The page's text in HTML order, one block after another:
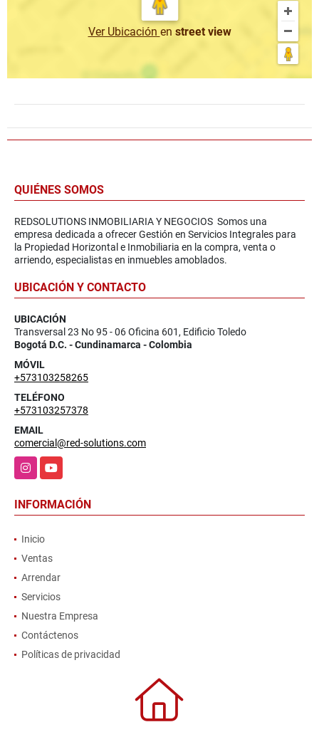
Ver Ubicación en street view
QUIÉNES SOMOS
REDSOLUTIONS INMOBILIARIA Y NEGOCIOS Somos una
empresa dedicada a ofrecer Gestión en Servicios Integrales para
la Propiedad Horizontal e Inmobiliaria en la compra, venta o
arriendo, especialistas en inmuebles amoblados.
UBICACIÓN Y CONTACTO
UBICACIÓN
Transversal 23 No 95 - 06 Oficina 601, Edificio Toledo
Bogotá D.C. - Cundinamarca - Colombia
MÓVIL
+573103258265
TELÉFONO
+573103257378
EMAIL
comercial@red-solutions.com
InstagramYouTube
INFORMACIÓN
Inicio
Ventas
Arrendar
Servicios
Nuestra Empresa
Contáctenos
Políticas de privacidad